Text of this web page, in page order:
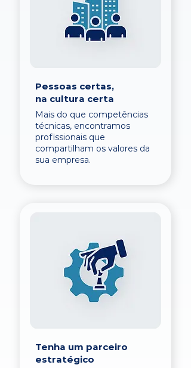
Pessoas certas,
na cultura certa
Mais do que competências
técnicas, encontramos
profissionais que
compartilham os valores da
sua empresa.
Tenha um parceiro
estratégico